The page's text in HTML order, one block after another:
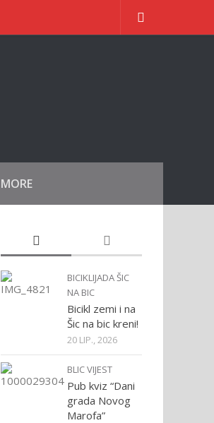
MORE
BICIKLIJADA ŠIC
NA BIC
Bicikl zemi i na
Šic na bic kreni!
20 LIP., 2026
BLIC VIJEST
Pub kviz “Dani
grada Novog
Marofa”